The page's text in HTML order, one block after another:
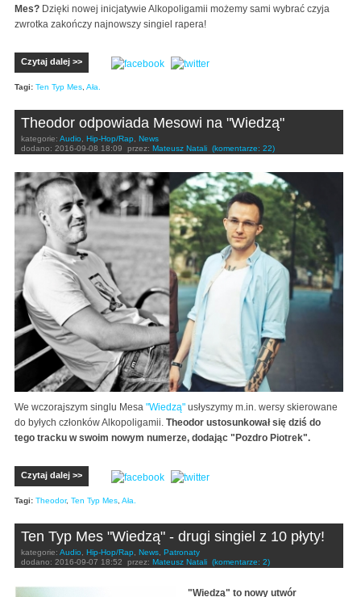
Mes? Dzięki nowej inicjatywie Alkopoligamii możemy sami wybrać czyja
zwrotka zakończy najnowszy singiel rapera!
Czytaj dalej >>
Tagi: Ten Typ Mes Ała.
Theodor odpowiada Mesowi na "Wiedzą"
kategorie: Audio Hip-Hop/Rap
News
dodano: 2016-09-08 18:09 przez: Mateusz Natali (komentarze: 22)
We wczorajszym singlu Mesa "Wiedzą" usłyszymy m.in. wersy skierowane
do byłych członków Alkopoligamii. Theodor ustosunkował się dziś do
tego tracku w swoim nowym numerze, dodając "Pozdro Piotrek".
Czytaj dalej >>
Tagi: Theodor, Ten Typ Mes Ała.
Ten Typ Mes "Wiedzą" - drugi singiel z 10 płyty!
kategorie: Audio Hip-Hop/Rap News Patronaty
dodano: 2016-09-07 18:52 przez: Mateusz Natali (komentarze: 2)
"Wiedzą" to nowy utwór